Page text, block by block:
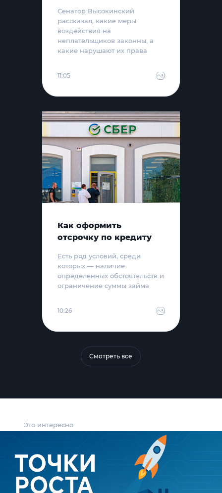
Это интересно
Сенатор Высокинский
рассказал, какие меры
воздействия на
неплательщиков законны, а
какие нарушают их права
11:05
Как оформить
отсрочку по кредиту
Есть ряд условий, среди
которых — наличие
определённых обстоятельств и
ограничение суммы займа
10:26
Смотреть все